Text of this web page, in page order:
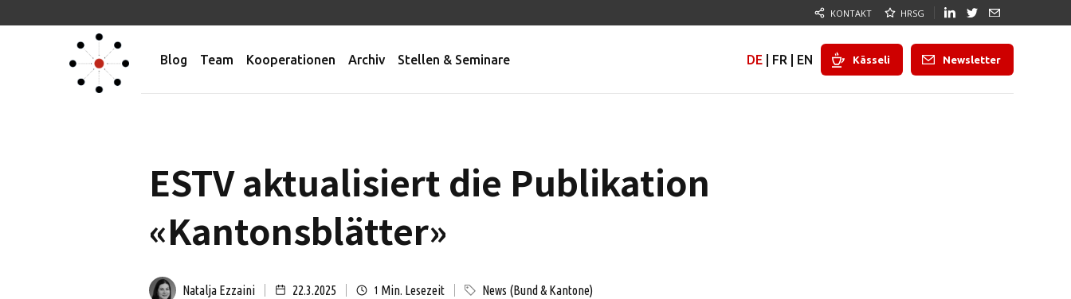
KONTAKT HRSG
Blog Team Kooperationen Archiv Stellen & Seminare DE FR EN Kässeli Newsletter
ESTV aktualisiert die Publikation
«Kantonsblätter»
Natalja Ezzaini 22.3.2025 1 Min. Lesezeit News (Bund & Kantone)